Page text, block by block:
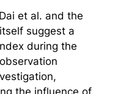
et al. and the
suggest a
during the